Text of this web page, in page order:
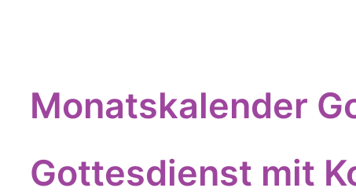
Monatskalender
Gottesdienst mit